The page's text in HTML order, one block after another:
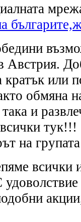
Австрия.
кратък или
обмяна
и
на
всички